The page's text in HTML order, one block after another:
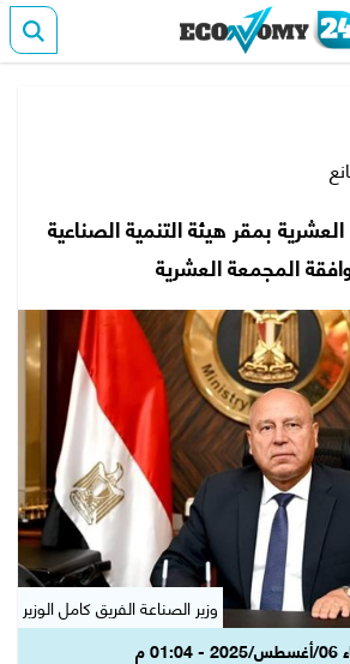
بمقر هيئة التنمية الصناعية
المجمعة العشرية
وزير الصناعة الفريق كامل الوزير
م